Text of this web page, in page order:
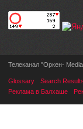
Телеканал "Оркен-
Glossary Search Results
Реклама в Балхаше